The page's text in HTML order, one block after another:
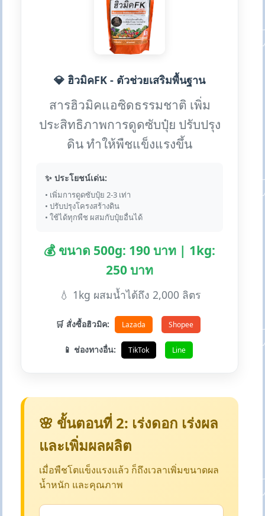
💎 ฮิวมิคFK - ตัวช่วยเสริมพื้นฐาน
สารฮิวมิคแอซิดธรรมชาติ เพิ่ม
ประสิทธิภาพการดูดซับปุ๋ย ปรับปรุง
ดิน ทำให้พืชแข็งแรงขึ้น
✨ ประโยชน์เด่น:
• เพิ่มการดูดซับปุ๋ย 2-3 เท่า
• ปรับปรุงโครงสร้างดิน
• ใช้ได้ทุกพืช ผสมกับปุ๋ยอื่นได้
💰 ขนาด 500g: 190 บาท | 1kg:
250 บาท
💧 1kg ผสมน้ำได้ถึง 2,000 ลิตร
🛒 สั่งซื้อฮิวมิค: Lazada Shopee
📱 ช่องทางอื่น: TikTok Line
🌸 ขั้นตอนที่ 2: เร่งดอก เร่งผล
และเพิ่มผลผลิต
เมื่อพืชโตแข็งแรงแล้ว ก็ถึงเวลาเพิ่มขนาดผล
น้ำหนัก และคุณภาพ